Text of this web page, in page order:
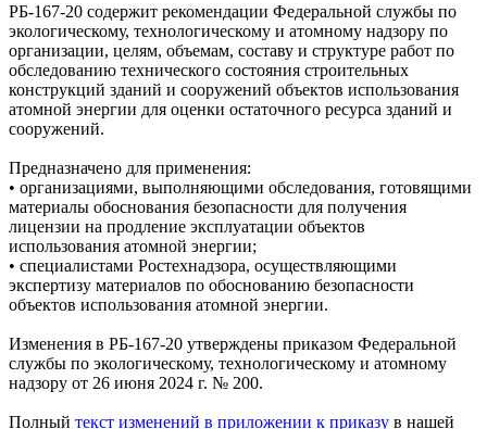
РБ-167-20 cодержит рекомендации Федеральной службы по
экологическому, технологическому и атомному надзору по
организации, целям, объемам, составу и структуре работ по
обследованию технического состояния строительных
конструкций зданий и сооружений объектов использования
атомной энергии для оценки остаточного ресурса зданий и
сооружений.
Предназначено для применения:
• организациями, выполняющими обследования, готовящими
материалы обоснования безопасности для получения
лицензии на продление эксплуатации объектов
использования атомной энергии;
• специалистами Ростехнадзора, осуществляющими
экспертизу материалов по обоснованию безопасности
объектов использования атомной энергии.
Изменения в РБ-167-20 утверждены приказом Федеральной
службы по экологическому, технологическому и атомному
надзору от 26 июня 2024 г. № 200.
Полный текст изменений в приложении к приказу в нашей